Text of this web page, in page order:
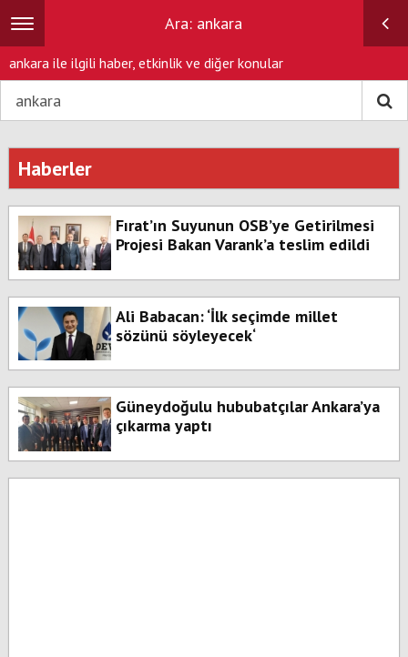
Toggle
navigation
Ara: ankara
ankara ile ilgili haber, etkinlik ve diğer konular
Haberler
Fırat’ın Suyunun OSB’ye Getirilmesi
Projesi Bakan Varank’a teslim edildi
Ali Babacan: ‘İlk seçimde millet
sözünü söyleyecek‘
Güneydoğulu hububatçılar Ankara’ya
çıkarma yaptı